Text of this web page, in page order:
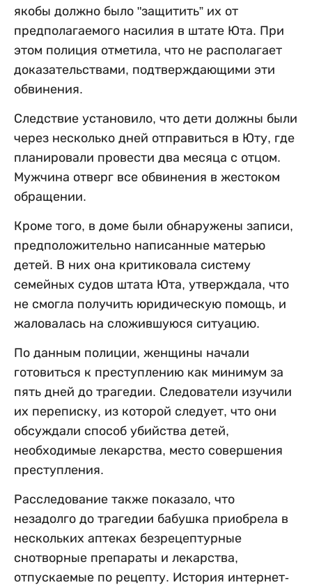
якобы должно было "защитить” их от
предполагаемого насилия в штате Юта. При
этом полиция отметила, что не располагает
доказательствами, подтверждающими эти
обвинения.
Следствие установило, что дети должны были
через несколько дней отправиться в Юту, где
планировали провести два месяца с отцом.
Мужчина отверг все обвинения в жестоком
обращении.
Кроме того, в доме были обнаружены записи,
предположительно написанные матерью
детей. В них она критиковала систему
семейных судов штата Юта, утверждала, что
не смогла получить юридическую помощь, и
жаловалась на сложившуюся ситуацию.
По данным полиции, женщины начали
готовиться к преступлению как минимум за
пять дней до трагедии. Следователи изучили
их переписку, из которой следует, что они
обсуждали способ убийства детей,
необходимые лекарства, место совершения
преступления.
Расследование также показало, что
незадолго до трагедии бабушка приобрела в
нескольких аптеках безрецептурные
снотворные препараты и лекарства,
отпускаемые по рецепту. История интернет-